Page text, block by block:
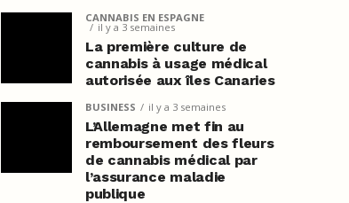
CANNABIS EN ESPAGNE
il y a 3 semaines
La première culture de
cannabis à usage médical
autorisée aux îles Canaries
BUSINESS il y a 3 semaines
L’Allemagne met fin au
remboursement des fleurs
de cannabis médical par
l’assurance maladie
publique